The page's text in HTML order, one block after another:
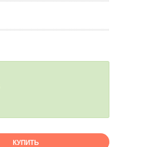
КУПИТЬ